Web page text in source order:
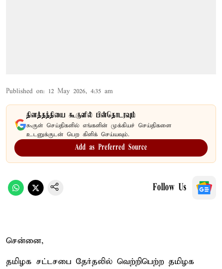
Published on: 12 May 2026, 4:35 am
தினத்தந்தியை கூகுளில் பின்தொடரவும்
கூகுள் செய்திகளில் எங்களின் முக்கியச் செய்திகளை
உடனுக்குடன் பெற கிளிக் செய்யவும்.
Add as Preferred Source
Follow Us
சென்னை,
தமிழக சட்டசபை தேர்தலில் வெற்றிபெற்ற தமிழக